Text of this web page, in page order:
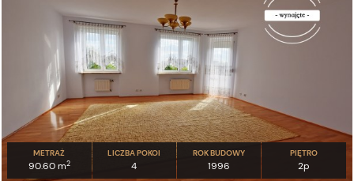
METRAŻ
90.60 m2
LICZBA POKOI
4
ROK BUDOWY
1996
PIĘTRO
2p